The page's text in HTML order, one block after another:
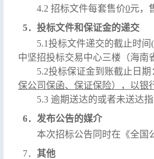
4.2 招标文件每套售价0元，
5． 投标文件和保证金的递交
5.1投标文件递交的截止时
中坚招投标交易中心三楼（海南
5.2投标保证金到账截止日期
保公司保函、保证保险）
，以银
5.3 逾期送达的或者未送达
6．发布公告的媒介
本次招标公告同时在《全国
7． 其他